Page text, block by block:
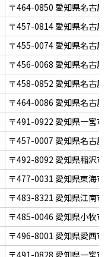
〒464-0850 愛知県名古屋
〒457-0814 愛知県名古屋
〒455-0074 愛知県名古屋
〒456-0068 愛知県名古屋
〒458-0852 愛知県名古屋
〒464-0086 愛知県名古屋
〒491-0922 愛知県一宮市
〒457-0007 愛知県名古屋
〒492-8092 愛知県稲沢市
〒477-0031 愛知県東海市
〒483-8321 愛知県江南市
〒485-0046 愛知県小牧市
〒496-8001 愛知県愛西市
〒491-0828 愛知県一宮市